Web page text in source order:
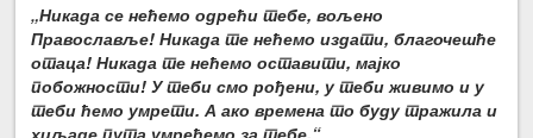
„Никада се нећемо одрећи тебе, вољено
Православље! Никада те нећемо издати, благочешће
отаца! Никада те нећемо оставити, мајко
побожности! У теби смо рођени, у теби живимо и у
теби ћемо умрети. А ако времена то буду тражила и
хиљаде пута умрећемо за тебе.“